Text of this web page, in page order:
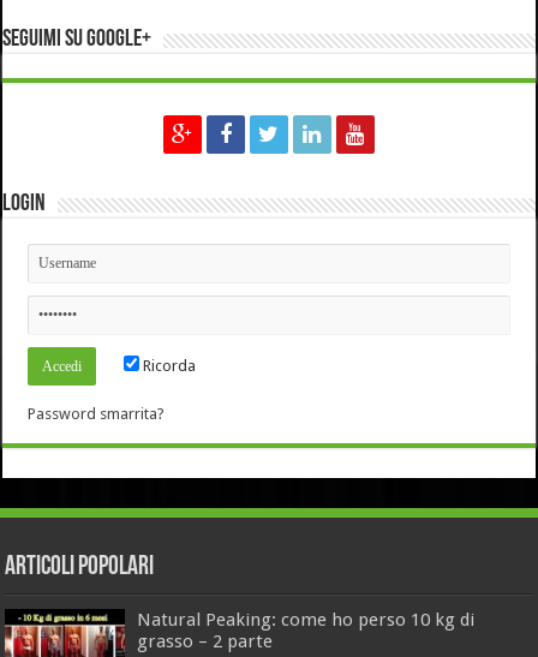
Seguimi su Google+
Login
Ricorda
Password smarrita?
Articoli Popolari
Natural Peaking: come ho perso 10 kg di
grasso – 2 parte